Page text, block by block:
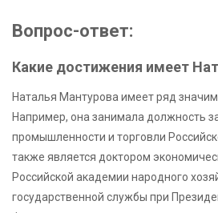
Вопрос-ответ:
Какие достижения имеет
Наталья Мантурова имеет ряд
Например, она занимала должность
промышленности и торговли
также является доктором
Российской академии народного
государственной службы при